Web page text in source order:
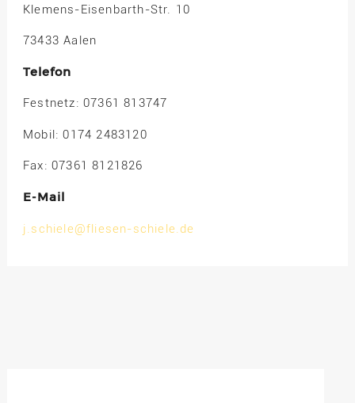
Klemens-Eisenbarth-Str. 10
73433 Aalen
Telefon
Festnetz: 07361 813747
Mobil: 0174 2483120
Fax: 07361 8121826
E-Mail
j.schiele@fliesen-schiele.de